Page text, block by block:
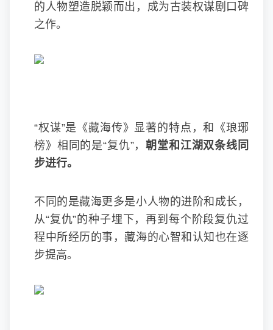
的人物塑造脱颖而出，成为古装权谋剧口碑
之作。
“权谋”是《藏海传》显著的特点，和《琅琊
榜》相同的是“复仇”，朝堂和江湖双条线同
步进行。
不同的是藏海更多是小人物的进阶和成长，
从“复仇”的种子埋下，再到每个阶段复仇过
程中所经历的事，藏海的心智和认知也在逐
步提高。